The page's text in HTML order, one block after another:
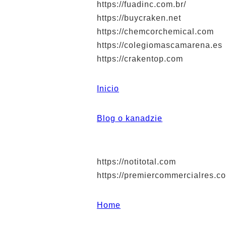
https://fuadinc.com.br/
https://buycraken.net
https://chemcorchemical.com
https://colegiomascamarena.es
https://crakentop.com
Inicio
Blog o kanadzie
https://notitotal.com
https://
Home